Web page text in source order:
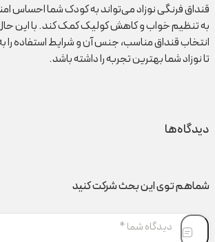
قنداق فرنگی نوزاد می‌تواند به کودک شما احساس
به تنظیم خواب و کاهش کولیک کمک کند. با این
انتخاب قنداق مناسب، جنس آن و شرایط استفاده را
تا نوزاد شما بهترین تجربه را داشته باشد.
دیدگاه‌ها
شماهم توی این بحث شرکت کنید